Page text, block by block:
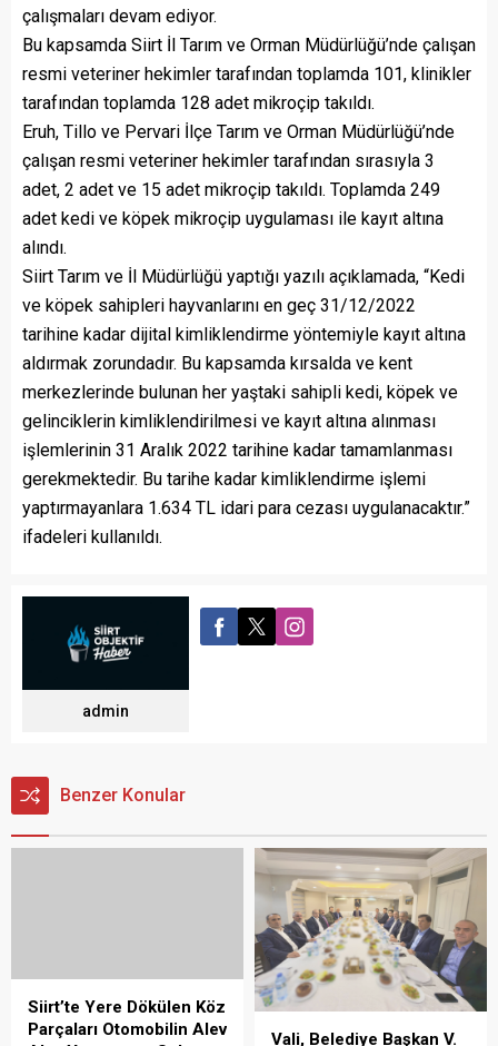
çalışmaları devam ediyor.
Bu kapsamda Siirt İl Tarım ve Orman Müdürlüğü’nde çalışan
resmi veteriner hekimler tarafından toplamda 101, klinikler
tarafından toplamda 128 adet mikroçip takıldı.
Eruh, Tillo ve Pervari İlçe Tarım ve Orman Müdürlüğü’nde
çalışan resmi veteriner hekimler tarafından sırasıyla 3
adet, 2 adet ve 15 adet mikroçip takıldı. Toplamda 249
adet kedi ve köpek mikroçip uygulaması ile kayıt altına
alındı.
Siirt Tarım ve İl Müdürlüğü yaptığı yazılı açıklamada, “Kedi
ve köpek sahipleri hayvanlarını en geç 31/12/2022
tarihine kadar dijital kimliklendirme yöntemiyle kayıt altına
aldırmak zorundadır. Bu kapsamda kırsalda ve kent
merkezlerinde bulunan her yaştaki sahipli kedi, köpek ve
gelinciklerin kimliklendirilmesi ve kayıt altına alınması
işlemlerinin 31 Aralık 2022 tarihine kadar tamamlanması
gerekmektedir. Bu tarihe kadar kimliklendirme işlemi
yaptırmayanlara 1.634 TL idari para cezası uygulanacaktır.”
ifadeleri kullanıldı.
admin
Benzer Konular
Vali, Belediye Başkan V.